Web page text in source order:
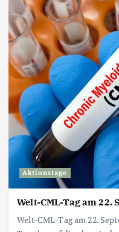
Aktionstage
Welt-CML-Tag am 22.
Welt-CML-Tag am 22.